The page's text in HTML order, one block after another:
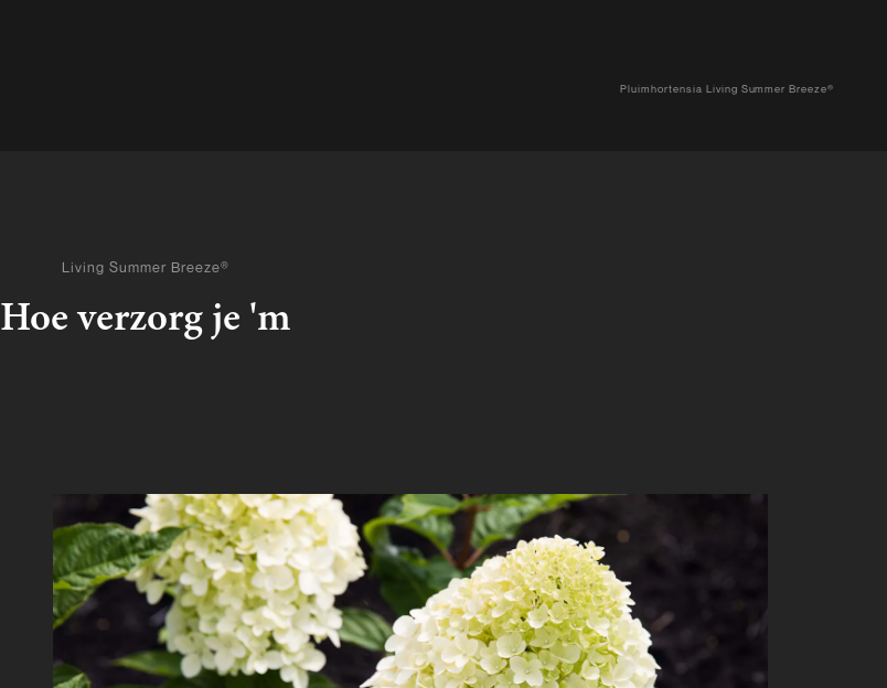
Pluimhortensia Living Summer Breeze®
Living Summer Breeze®
Hoe verzorg je 'm